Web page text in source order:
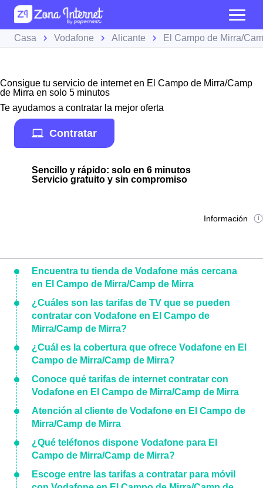
Casa Vodafone Alicante El Campo de Mirra/
Consigue tu servicio de internet en El Campo de Mirra/Camp
de Mirra en solo 5 minutos
Te ayudamos a contratar la mejor oferta
Contratar
Sencillo y rápido: solo en 6 minutos
Servicio gratuito y sin compromiso
Información
Encuentra tu tienda de Vodafone más cercana
en El Campo de Mirra/Camp de Mirra
¿Cuáles son las tarifas de TV que se pueden
contratar con Vodafone en El Campo de
Mirra/Camp de Mirra?
¿Cuál es la cobertura que ofrece Vodafone en El
Campo de Mirra/Camp de Mirra?
Conoce qué tarifas de internet contratar con
Vodafone en El Campo de Mirra/Camp de Mirra
Atención al cliente de Vodafone en El Campo de
Mirra/Camp de Mirra
¿Qué teléfonos dispone Vodafone para El
Campo de Mirra/Camp de Mirra?
Escoge entre las tarifas a contratar para móvil